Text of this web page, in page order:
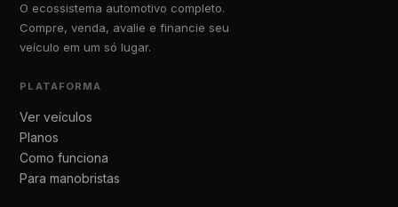
O ecossistema automotivo completo.
Compre, venda, avalie e financie seu
veículo em um só lugar.
PLATAFORMA
Ver veículos
Planos
Como funciona
Para manobristas
Assistente Apparking